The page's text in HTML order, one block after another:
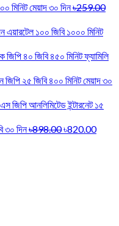
মিনিট মেয়াদ ৩০ দিন৳259.00
এয়ারটেল ১০০ জিবি ১০০০ মিনিট
জিপি ৪০ জিবি ৪৫০ মিনিট ফ্যামিলি
জিপি ২৫ জিবি ৪০০ মিনিট মেয়াদ ৩০
জিপি আনলিমিটেড ইন্টারনেট ১৫
৩০ দিন৳898.00৳820.00